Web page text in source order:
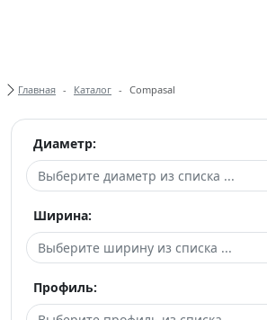
Купить
Хлебные крошки
Главная Каталог Compasal
Диаметр:
Ширина:
Профиль: